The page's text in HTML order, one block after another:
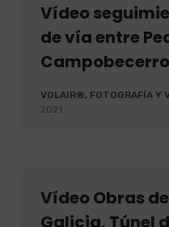
Vídeo
de vía entre
VOLAIR®, FOTOGRAFÍA Y
2021
Vídeo Obras
Galicia, Túnel